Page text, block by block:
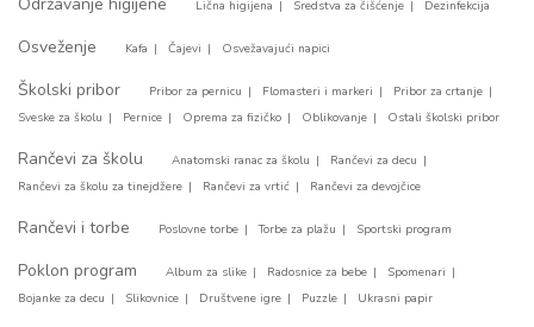
Lična higijena Sredstva za čišćenje Dezinfekcija
Osveženje Kafa Čajevi Osvežavajući napici
Školski pribor Pribor za pernicu Flomasteri i markeri
Pribor za crtanje
Sveske za školu
Pernice Oprema za fizičko Oblikovanje Ostali školski pribor
Rančevi za školu Anatomski ranac za školu
Rančevi za decu
Rančevi za školu za tinejdžere
Rančevi za vrtić Rančevi za devojčice
Rančevi i torbe Poslovne torbe Torbe za plažu Sportski program
Poklon program Album za slike Radosnice za bebe
Spomenari
Bojanke za decu
Slikovnice Društvene igre Puzzle Ukrasni papir